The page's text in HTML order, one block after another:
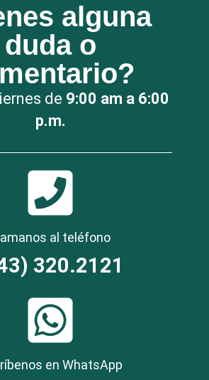
alguna
duda o
de 9:00 am a 6:00
p.m.
al teléfono
320.2121
en WhatsApp